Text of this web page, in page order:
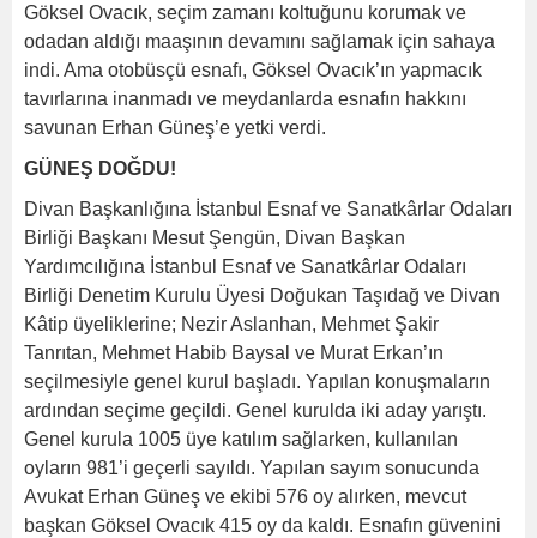
Göksel Ovacık, seçim zamanı koltuğunu korumak ve
odadan aldığı maaşının devamını sağlamak için sahaya
indi. Ama otobüsçü esnafı, Göksel Ovacık’ın yapmacık
tavırlarına inanmadı ve meydanlarda esnafın hakkını
savunan Erhan Güneş’e yetki verdi.
GÜNEŞ DOĞDU!
Divan Başkanlığına İstanbul Esnaf ve Sanatkârlar Odaları
Birliği Başkanı Mesut Şengün, Divan Başkan
Yardımcılığına İstanbul Esnaf ve Sanatkârlar Odaları
Birliği Denetim Kurulu Üyesi Doğukan Taşıdağ ve Divan
Kâtip üyeliklerine; Nezir Aslanhan, Mehmet Şakir
Tanrıtan, Mehmet Habib Baysal ve Murat Erkan’ın
seçilmesiyle genel kurul başladı. Yapılan konuşmaların
ardından seçime geçildi. Genel kurulda iki aday yarıştı.
Genel kurula 1005 üye katılım sağlarken, kullanılan
oyların 981’i geçerli sayıldı. Yapılan sayım sonucunda
Avukat Erhan Güneş ve ekibi 576 oy alırken, mevcut
başkan Göksel Ovacık 415 oy da kaldı. Esnafın güvenini